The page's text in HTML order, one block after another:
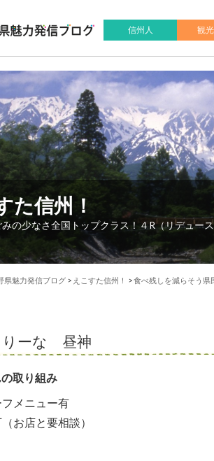
信州人
観
た信州！
の少なさ全国トップクラス！４R（リデュー
県魅力発信ブログ > えこすた信州！ >⾷べ残しを減らそう県
りーな 昼神
取り組み
メニュー有
お店と要相談）